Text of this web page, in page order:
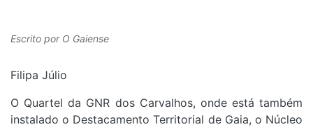
Escrito por O Gaiense
Filipa Júlio
O Quartel da GNR dos Carvalhos, onde está também
instalado o Destacamento Territorial de Gaia, o Núcleo